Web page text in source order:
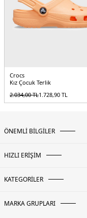
Crocs
Kız Çocuk Terlik
2.034,00TL1.728,90 TL
ÖNEMLİ BİLGİLER
HIZLI ERİŞİM
KATEGORİLER
MARKA GRUPLARI